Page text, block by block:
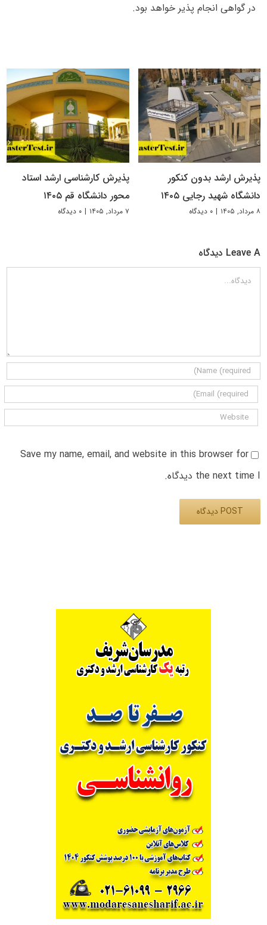
در گواهی انجام پذیر خواهد بود.
پذیرش ارشد بدون کنکور
دانشگاه شهید رجایی ۱۴۰۵
۸ مرداد, ۱۴۰۵ | ۰ دیدگاه
پذیرش کارشناسی ارشد استاد
محور دانشگاه قم ۱۴۰۵
۷ مرداد, ۱۴۰۵ | ۰ دیدگاه
Leave A دیدگاه
دیدگاه
Save my name, email, and website in this browser for
the next time I دیدگاه.